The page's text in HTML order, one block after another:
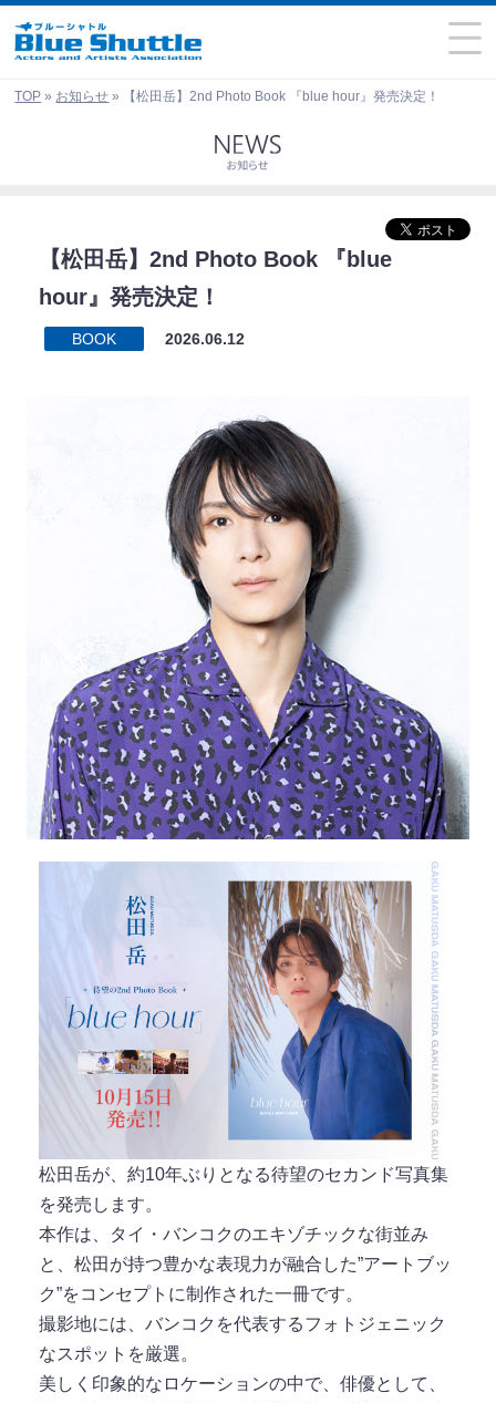
TOP » お知らせ » 【松田岳】2nd Photo Book 『blue hour』発売決定！
【松田岳】2nd Photo Book 『blue
hour』発売決定！
BOOK 2026.06.12
松田岳が、約10年ぶりとなる待望のセカンド写真集
を発売します。
本作は、タイ・バンコクのエキゾチックな街並み
と、松田が持つ豊かな表現力が融合した”アートブッ
ク”をコンセプトに制作された一冊です。
撮影地には、バンコクを代表するフォトジェニック
なスポットを厳選。
美しく印象的なロケーションの中で、俳優として、